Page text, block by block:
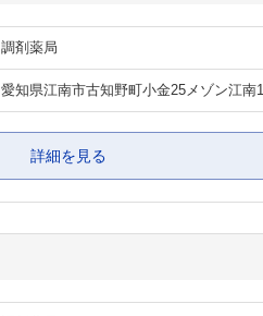
調剤薬局
愛知県江南市古知野町小金25メゾン江南
詳細を見る